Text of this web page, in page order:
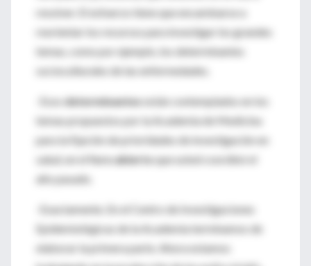
resolver. El esfuerzo tiene que encaminarse a
reorientar los recursos para investigar los grandes
temas, como por ejemplo, los determinantes
socioculturales de las enfermedades.
-Esosdeterminantesestán contemplados en los
temas propuestos por la Academia de Medicina
para la fijación de prioridades de investigación en
salud, en el foro abiertoque usted coordinó el
año pasado.
-Exactamente. En el Centro de Investigaciones
Epidemiológicas de la Academia terminamos de
elaborar la primera parte. Ahora estamos